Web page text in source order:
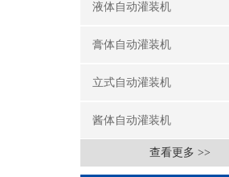
液体自动灌装机
膏体自动灌装机
立式自动灌装机
酱体自动灌装机
查看更多 >>